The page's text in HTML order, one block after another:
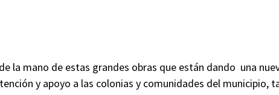
la mano de estas grandes obras que están dando una
y apoyo a las colonias y comunidades del municipio,